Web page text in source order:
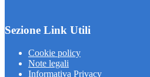
Sezione Link Utili
Cookie policy
Note legali
Informativa Privacy